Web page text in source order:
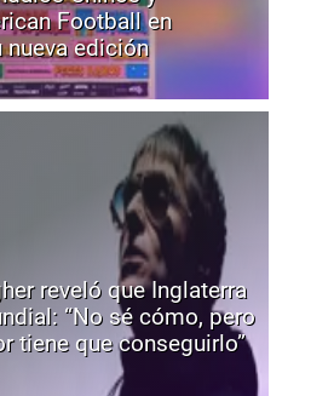
Football en
nueva edición
reveló que Inglaterra
“No sé cómo, pero
tiene que conseguirlo”